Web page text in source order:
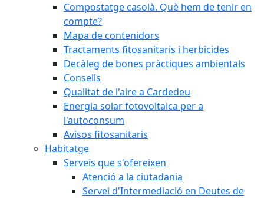
Compostatge casolà. Què hem de tenir en
compte?
Mapa de contenidors
Tractaments fitosanitaris i herbicides
Decàleg de bones pràctiques ambientals
Consells
Qualitat de l'aire a Cardedeu
Energia solar fotovoltaica per a
l'autoconsum
Avisos fitosanitaris
Habitatge
Serveis que s'ofereixen
Atenció a la ciutadania
Servei d'Intermediació en Deutes de